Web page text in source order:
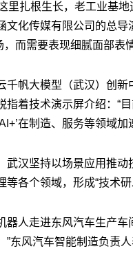
里扎根生长，老工业基
文化传媒有限公司的总导
，而需要表现细腻面部表
千帆大模型（武汉）创
指着技术演示屏介绍：“
在制造、服务等领域加
武汉坚持以场景应用推动
等各个领域，形成“技术
器人走进东风汽车生产
东风汽车智能制造负责人